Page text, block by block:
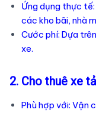
Ứng dụng thực tế:
các kho bãi, nhà
Cước phí: Dựa
xe.
2. Cho thuê xe
Phù hợp với: Vận